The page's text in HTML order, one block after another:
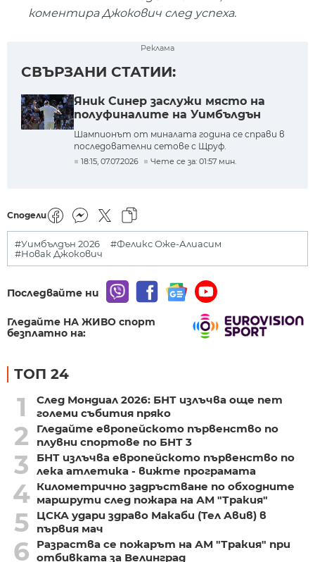
коментира Джокович след успеха.
Реклама
СВЪРЗАНИ СТАТИИ:
Яник Синер заслужи място на
полуфиналите на Уимбълдън
Шампионът от миналата година се справи в
последователни сетове с Щруф.
18:15, 07.07.2026 Чете се за: 01:57 мин.
Сподели
#Уимбълдън 2026
#Феликс Оже-Алиасим
#Новак Джокович
Последвайте ни
Гледайте НА ЖИВО спорт
безплатно на:
ТОП 24
1
След Мондиал 2026: БНТ излъчва още пет
големи събития пряко
2
Гледайте европейското първенство по
плувни спортове по БНТ 3
3
БНТ излъчва европейското първенство по
лека атлетика - вижте програмата
4 Километрично задръстване по обходните
маршрути след пожара на АМ "Тракия"
5
ЦСКА удари здраво Макаби (Тел Авив) в
първия мач
6
Разраства се пожарът на АМ "Тракия" при
отбивката за Велинград